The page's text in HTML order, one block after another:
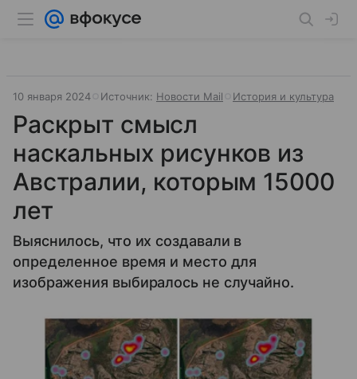
10 января 2024 Источник: Новости Mail История и культура
Раскрыт смысл
наскальных рисунков из
Австралии, которым 15000
лет
Выяснилось, что их создавали в
определенное время и место для
изображения выбиралось не случайно.